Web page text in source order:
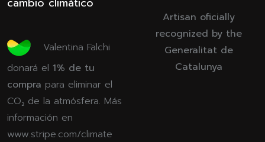
Valentina Falchi
donará el 1% de tu
compra para eliminar el
CO₂ de la atmósfera. Más
información en
www.stripe.com/climate
Artisan oficially
recognized by the
Generalitat de
Catalunya